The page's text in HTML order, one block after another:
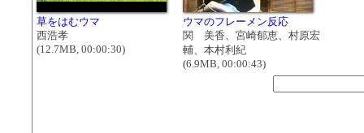
草をはむウマ
西浩孝
(12.7MB, 00:00:30)
ウマのフレーメン反応
関 美香、宮崎郁恵、村原宏
輔、本村利紀
(6.9MB, 00:00:43)